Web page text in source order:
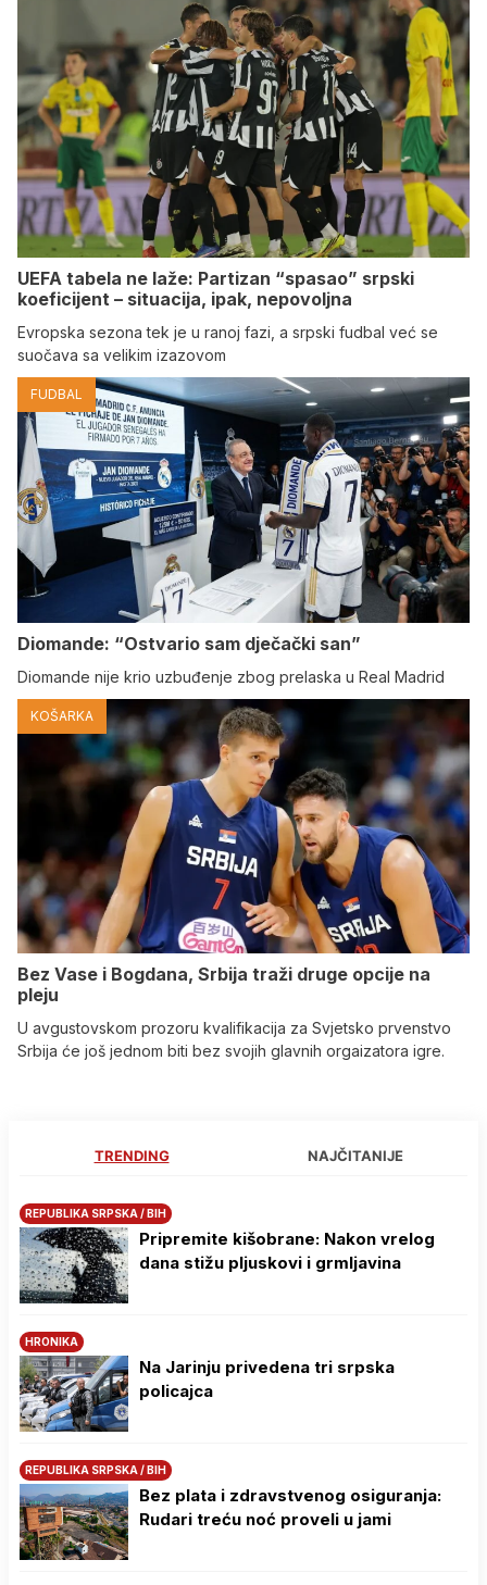
UEFA tabela ne laže: Partizan “spasao” srpski
koeficijent – situacija, ipak, nepovoljna
Evropska sezona tek je u ranoj fazi, a srpski fudbal već se
suočava sa velikim izazovom
FUDBAL
Diomande: “Ostvario sam dječački san”
Diomande nije krio uzbuđenje zbog prelaska u Real Madrid
KOŠARKA
Bez Vase i Bogdana, Srbija traži druge opcije na
pleju
U avgustovskom prozoru kvalifikacija za Svjetsko prvenstvo
Srbija će još jednom biti bez svojih glavnih orgaizatora igre.
TRENDING NAJČITANIJE
REPUBLIKA SRPSKA / BIH
Pripremite kišobrane: Nakon vrelog
dana stižu pljuskovi i grmljavina
HRONIKA
Na Јarinju privedena tri srpska
policajca
REPUBLIKA SRPSKA / BIH
Bez plata i zdravstvenog osiguranja:
Rudari treću noć proveli u jami